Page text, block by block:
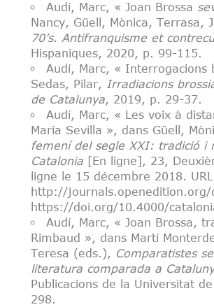
Audí, Marc, « Joan Brossa
Nancy, Güell, Mònica, Terrasa,
70’s. Antifranquisme et
Hispaniques, 2020, p. 99-115.
Audí, Marc, « Interrogacions
Sedas, Pilar, Irradiacions
de Catalunya, 2019, p. 29-37.
Audí, Marc, « Les voix à
Maria Sevilla », dans Güell,
femení del segle XXI: tradició i
Catalonia [En ligne], 23,
ligne le 15 décembre 2018.
http://
https://doi.org/10.4000/
Audí, Marc, « Joan Brossa,
Rimbaud », dans Martí
Teresa (eds.), Comparatistes
literatura comparada a
Publicacions de la Universitat
298.